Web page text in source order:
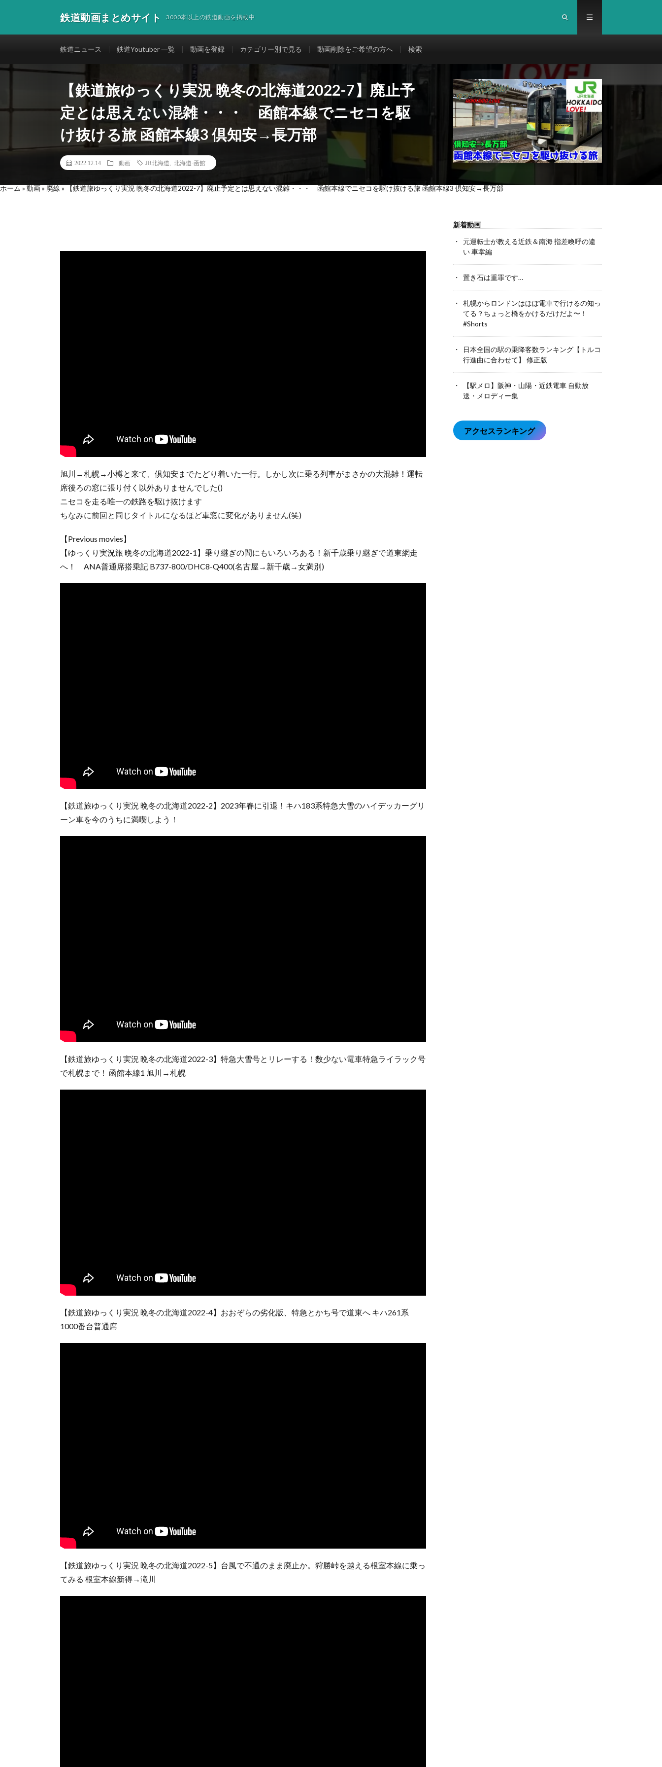
鉄道動画まとめサイト 3000本以上の鉄道動画を掲載中
鉄道ニュース 鉄道Youtuber 一覧 動画を登録 カテゴリー別で見る 動画削除をご希望の方へ 検索
【鉄道旅ゆっくり実況 晩冬の北海道2022-7】廃止予
定とは思えない混雑・・・ 函館本線でニセコを駆
け抜ける旅 函館本線3 倶知安→長万部
2022.12.14 動画 JR北海道 北海道-函館
ホーム » 動画» 廃線 » 【鉄道旅ゆっくり実況 晩冬の北海道2022-7】廃止予定とは思えない混雑・・・ 函館本線でニセコを駆け抜ける旅 函館本線3 倶知安→長万部
旭川→札幌→小樽と来て、倶知安までたどり着いた一行。しかし次に乗る列車がまさかの大混雑！運転
席後ろの窓に張り付く以外ありませんでした()
ニセコを走る唯一の鉄路を駆け抜けます
ちなみに前回と同じタイトルになるほど車窓に変化がありません(笑)
【Previous movies】
【ゆっくり実況旅 晩冬の北海道2022-1】乗り継ぎの間にもいろいろある！新千歳乗り継ぎで道東網走
へ！ ANA普通席搭乗記 B737-800/DHC8-Q400(名古屋→新千歳→女満別)
【鉄道旅ゆっくり実況 晩冬の北海道2022-2】2023年春に引退！キハ183系特急大雪のハイデッカーグリ
ーン車を今のうちに満喫しよう！
【鉄道旅ゆっくり実況 晩冬の北海道2022-3】特急大雪号とリレーする！数少ない電車特急ライラック号
で札幌まで！ 函館本線1 旭川→札幌
【鉄道旅ゆっくり実況 晩冬の北海道2022-4】おおぞらの劣化版、特急とかち号で道東へ キハ261系
1000番台普通席
【鉄道旅ゆっくり実況 晩冬の北海道2022-5】台風で不通のまま廃止か。狩勝峠を越える根室本線に乗っ
てみる 根室本線新得→滝川
新着動画
元運転士が教える近鉄＆南海 指差喚呼の違
い 車掌編
置き石は重罪です…
札幌からロンドンはほぼ電車で行けるの知っ
てる？ちょっと橋をかけるだけだよ〜！
#Shorts
日本全国の駅の乗降客数ランキング【トルコ
行進曲に合わせて】 修正版
【駅メロ】阪神・山陽・近鉄電車 自動放
送・メロディー集
アクセスランキング